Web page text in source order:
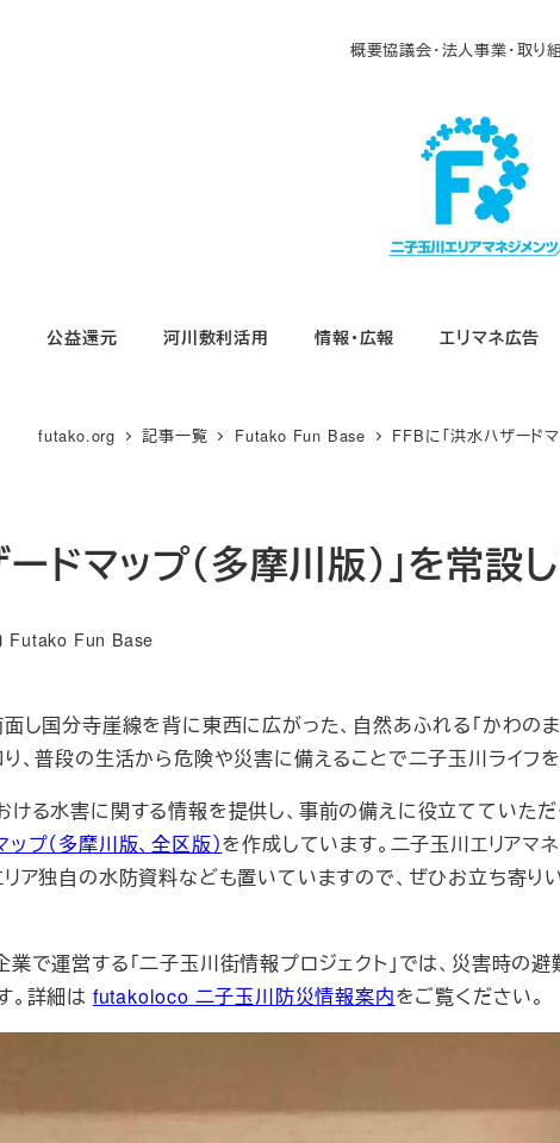
概要協議会・法人事業・取り
公益還元 河川敷利活用 情報・広報 エリマネ広告
futako.org 記事一覧 Futako Fun Base FFBに「洪水ハザード
ドマップ（多摩川版）」を常設
ゴリー
Futako Fun Base
し国分寺崖線を背に東西に広がった、自然あふれる「かわの
、普段の生活から危険や災害に備えることで二子玉川ライフ
る水害に関する情報を提供し、事前の備えに役立てていた
プ（多摩川版、全区版）を作成しています。二子玉川エリアマ
ア独自の水防資料なども置いていますので、ぜひお立ち寄
で運営する「二子玉川街情報プロジェクト」では、災害時の
。詳細は futakoloco 二子玉川防災情報案内をご覧ください。